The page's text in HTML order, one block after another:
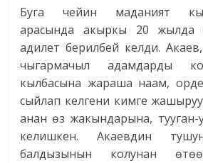
Буга чейин маданият
арасында акыркы 20
адилет берилбей келди.
чыгармачыл адамдарды
кылбасына жараша наам,
сыйлап келгени кимге
анан өз жакындарына, тууган-
келишкен. Акаевдин
балдызынын колунан